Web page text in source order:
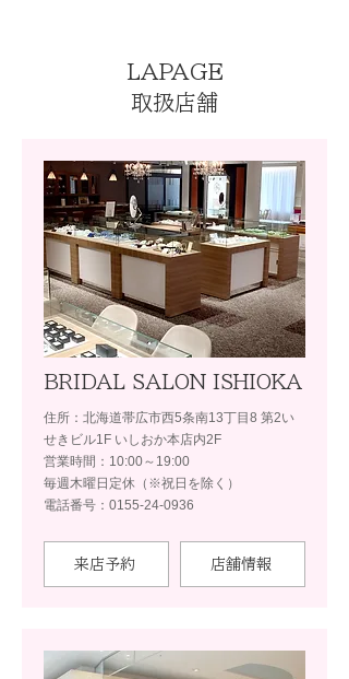
LAPAGE
取扱店舗
BRIDAL SALON ISHIOKA
住所：北海道帯広市西5条南13丁目8 第2い
せきビル1F いしおか本店内2F
営業時間：10:00～19:00
毎週木曜日定休（※祝日を除く）
電話番号：0155-24-0936
来店予約 店舗情報